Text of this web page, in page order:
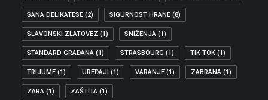
SANA DELIKATESE (2) SIGURNOST HRANE (8)
SLAVONSKI ZLATOVEZ (1) SNIŽENJA (1)
STANDARD GRAĐANA (1) STRASBOURG (1) TIK TOK (1)
TRIJUMF (1) UREĐAJI (1) VARANJE (1) ZABRANA (1)
ZARA (1) ZAŠTITA (1)